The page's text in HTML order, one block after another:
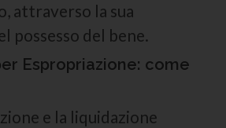
attraverso la sua
possesso del bene.
Espropriazione: come
e la liquidazione